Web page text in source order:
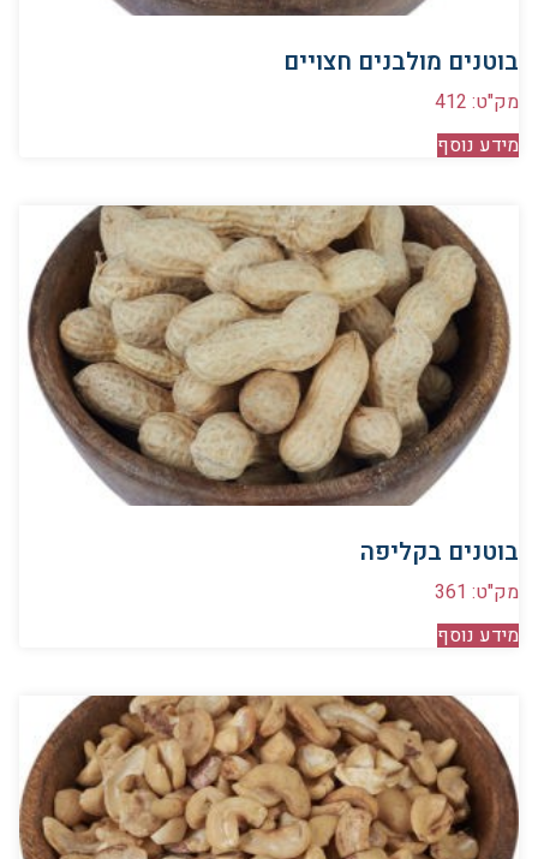
בוטנים מולבנים חצויים
מק"ט: 412
מידע נוסף
בוטנים בקליפה
מק"ט: 361
מידע נוסף